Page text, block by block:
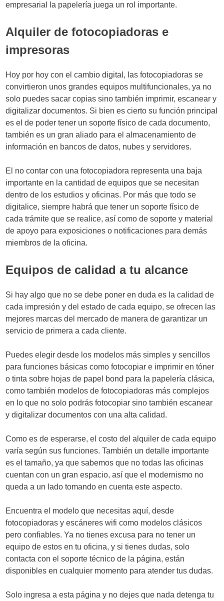
empresarial la papelería juega un rol importante.
Alquiler de fotocopiadoras e
impresoras
Hoy por hoy con el cambio digital, las fotocopiadoras se
convirtieron unos grandes equipos multifuncionales, ya no
solo puedes sacar copias sino también imprimir, escanear y
digitalizar documentos. Si bien es cierto su función principal
es el de poder tener un soporte físico de cada documento,
también es un gran aliado para el almacenamiento de
información en bancos de datos, nubes y servidores.
El no contar con una fotocopiadora representa una baja
importante en la cantidad de equipos que se necesitan
dentro de los estudios y oficinas. Por más que todo se
digitalice, siempre habrá que tener un soporte físico de
cada trámite que se realice, así como de soporte y material
de apoyo para exposiciones o notificaciones para demás
miembros de la oficina.
Equipos de calidad a tu alcance
Si hay algo que no se debe poner en duda es la calidad de
cada impresión y del estado de cada equipo, se ofrecen las
mejores marcas del mercado de manera de garantizar un
servicio de primera a cada cliente.
Puedes elegir desde los modelos más simples y sencillos
para funciones básicas como fotocopiar e imprimir en tóner
o tinta sobre hojas de papel bond para la papelería clásica,
como también modelos de fotocopiadoras más complejos
en lo que no solo podrás fotocopiar sino también escanear
y digitalizar documentos con una alta calidad.
Como es de esperarse, el costo del alquiler de cada equipo
varía según sus funciones. También un detalle importante
es el tamaño, ya que sabemos que no todas las oficinas
cuentan con un gran espacio, así que el modernismo no
queda a un lado tomando en cuenta este aspecto.
Encuentra el modelo que necesitas aquí, desde
fotocopiadoras y escáneres wifi como modelos clásicos
pero confiables. Ya no tienes excusa para no tener un
equipo de estos en tu oficina, y si tienes dudas, solo
contacta con el soporte técnico de la página, están
disponibles en cualquier momento para atender tus dudas.
Solo ingresa a esta página y no dejes que nada detenga tu